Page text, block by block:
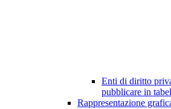
Enti di diritto
pubblicare in
Rappresentazione